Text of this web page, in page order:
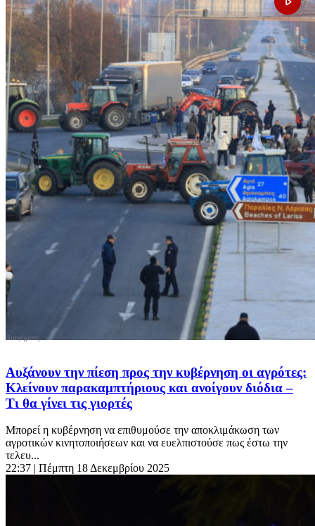
Αυξάνουν την πίεση προς την κυβέρνηση οι αγρότες:
Κλείνουν παρακαμπτήριους και ανοίγουν διόδια –
Τι θα γίνει τις γιορτές
Μπορεί η κυβέρνηση να επιθυμούσε την αποκλιμάκωση των
αγροτικών κινητοποιήσεων και να ευελπιστούσε πως έστω την
τελευ...
22:37 | Πέμπτη 18 Δεκεμβρίου 2025